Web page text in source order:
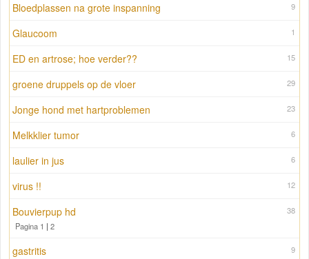
9
Bloedplassen na grote inspanning
1
Glaucoom
15
ED en artrose; hoe verder??
29
groene druppels op de vloer
23
Jonge hond met hartproblemen
6
Melkklier tumor
6
laulier in jus
12
virus !!
38
Bouvierpup hd
Pagina 1 | 2
9
gastritis